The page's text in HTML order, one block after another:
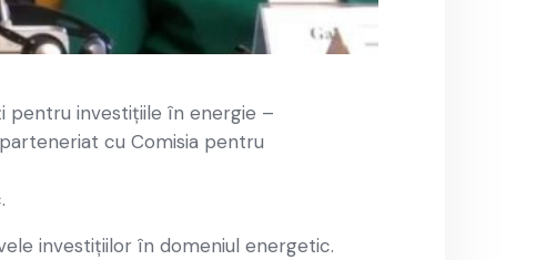
pentru investițiile în energie –
cu Comisia pentru
investițiilor în domeniul energetic.